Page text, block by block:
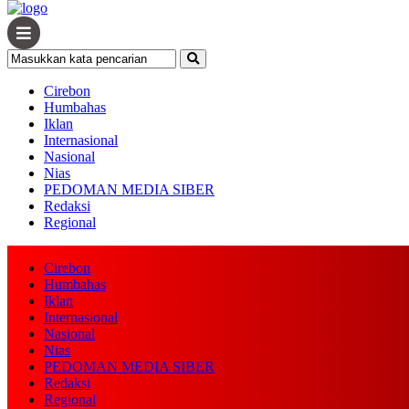
Cirebon
Humbahas
Iklan
Internasional
Nasional
Nias
PEDOMAN MEDIA SIBER
Redaksi
Regional
Cirebon
Humbahas
Iklan
Internasional
Nasional
Nias
PEDOMAN MEDIA SIBER
Redaksi
Regional
Home /Cirebon/Infografis
Selasa, 21 Maret 2023 - 13:42 WIB
Bhabinkamtibmas Desa